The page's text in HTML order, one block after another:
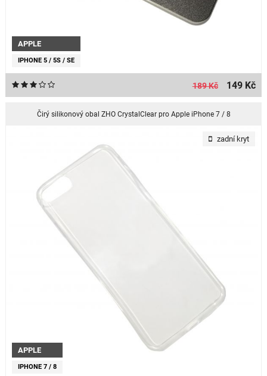
APPLE
IPHONE 5 / 5S / SE
189 Kč 149 Kč
Čirý silikonový obal ZHO CrystalClear pro Apple iPhone 7 / 8
APPLE
IPHONE 7 / 8
zadní kryt